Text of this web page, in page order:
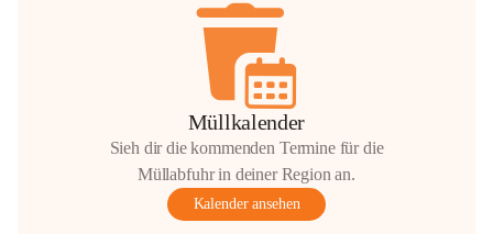
Müllkalender
Sieh dir die kommenden Termine für die
Müllabfuhr in deiner Region an.
Kalender ansehen